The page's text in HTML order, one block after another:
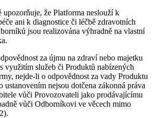
že Platforma neslouží k
ani k diagnostice či léčbě zdravotních
jsou realizována výhradně na vlastní
za újmu na zdraví nebo majetku
využitím služeb či Produktů nabízených
nejde-li o odpovědnost za vady Produktu
ustanovením nejsou dotčena zákonná práva
vůči Provozovateli jako prodávajícímu
vůči Odborníkovi ve věcech mimo